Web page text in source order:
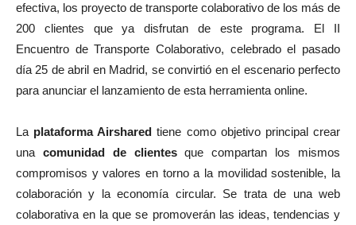
efectiva, los proyecto de transporte colaborativo de los más de
200 clientes que ya disfrutan de este programa. El II
Encuentro de Transporte Colaborativo, celebrado el pasado
día 25 de abril en Madrid, se convirtió en el escenario perfecto
para anunciar el lanzamiento de esta herramienta online.
La plataforma Airshared tiene como objetivo principal crear
una comunidad de clientesque compartan los mismos
compromisos y valores en torno a la movilidad sostenible, la
colaboración y la economía circular. Se trata de una web
colaborativa en la que se promoverán las ideas, tendencias y